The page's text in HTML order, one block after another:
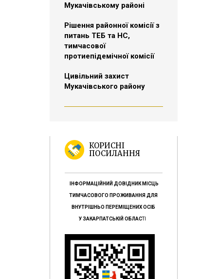
Мукачівському районі
Рішення районної комісії з
питань ТЕБ та НС,
тимчасової
протиепідемічної комісії
Цивільний захист
Мукачівського району
КОРИСНІ
ПОСИЛАННЯ
ІНФОРМАЦІЙНИЙ ДОВІДНИК МІСЦЬ
ТИМЧАСОВОГО ПРОЖИВАННЯ ДЛЯ
ВНУТРІШНЬО ПЕРЕМІЩЕНИХ ОСІБ
У ЗАКАРПАТСЬКІЙ ОБЛАСТІ